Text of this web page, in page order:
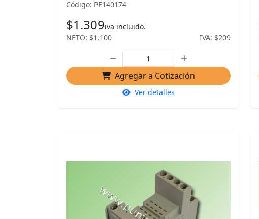
Código: PE140174
$1.309iva incluido.
NETO: $1.100
IVA: $209
Agregar a Cotización
Ver detalles